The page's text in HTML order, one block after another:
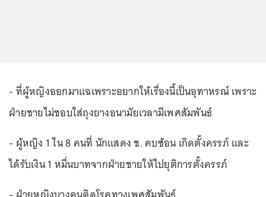
- ที่ผู้หญิงออกมาแฉเพราะอยากให้เรื่องนี้เป็นอุทาหรณ์ เพราะ
ฝ่ายชายไม่ชอบใส่ถุงยางอนามัยเวลามีเพศสัมพันธ์
- ผู้หญิง 1 ใน 8 คนที่ นักแสดง ช. คบซ้อน เกิดตั้งครรภ์ และ
ได้รับเงิน 1 หมื่นบาทจากฝ่ายชายให้ไปยุติการตั้งครรภ์